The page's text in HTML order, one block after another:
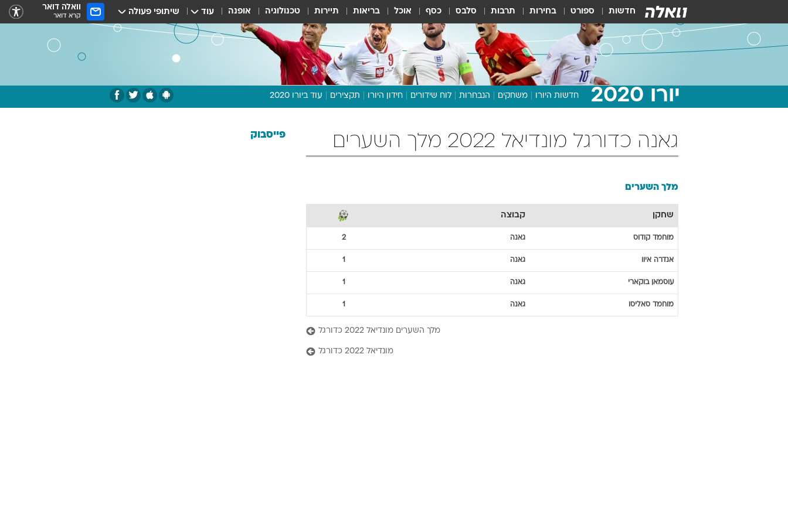
חדשות ספורט בחירות תרבות סלבס כסף אוכל בריאות תיירות טכנולוגיה אופנה עוד שיתופי פעולה וואלה דואר
קרא דואר
יורו 2020 חדשות היורו משחקים הנבחרות לוח שידורים חידון היורו תקצירים עוד ביורו 2020
וואלה! ספורט
גאנה כדורגל מונדיאל 2022 מלך השערים
מלך השערים
שחקן קבוצה
מוחמד קודוס גאנה 2
אנדרה איוו גאנה 1
עוסמאן בוקארי גאנה 1
מוחמד סאליסו גאנה 1
מלך השערים מונדיאל 2022 כדורגל
מונדיאל 2022 כדורגל
פייסבוק